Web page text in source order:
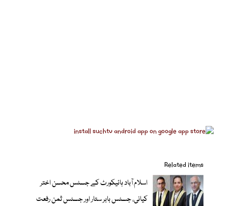
Related items
اسلام آباد ہائیکورٹ کے جسٹس محسن اختر
کیانی، جسٹس بابر ستار اور جسٹس ثمن رفعت